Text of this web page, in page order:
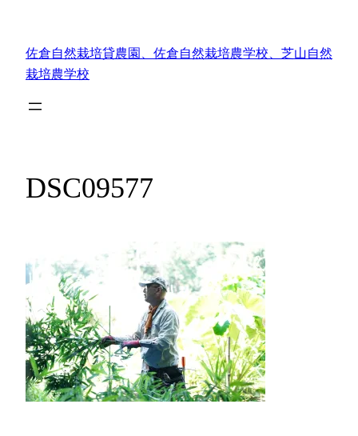
佐倉自然栽培貸農園、佐倉自然栽培農学校、芝山自然
栽培農学校
DSC09577